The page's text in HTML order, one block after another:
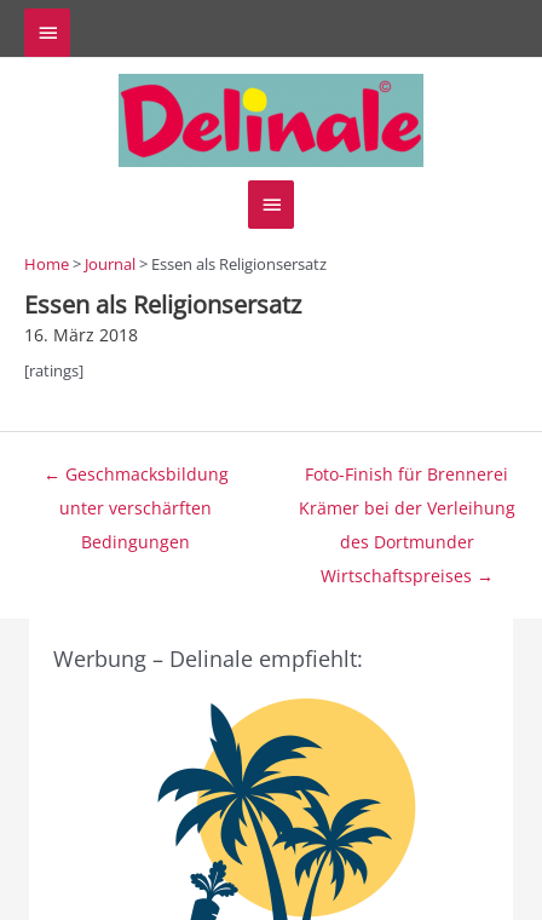
Zum
Inhalt
springen
Above
Hauptmenü
Home> Journal> Essen als Religionsersatz
Essen als Religionsersatz
16. März 2018
[ratings]
Beitragsnavigation
← Geschmacksbildung
unter verschärften
Bedingungen
Foto-Finish für Brennerei
Krämer bei der Verleihung
des Dortmunder
Wirtschaftspreises →
Werbung – Delinale empfiehlt: